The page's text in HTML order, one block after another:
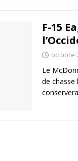
F-15
octobre
Le
de chasse